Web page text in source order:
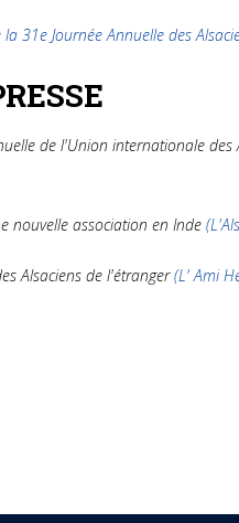
31e Journée Annuelle des
de l'Union internationale des
nouvelle association en Inde
Alsaciens de l'étranger(L' Ami